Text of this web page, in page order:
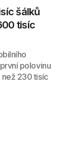
šálků
tisíc
polovinu
než 230 tisíc